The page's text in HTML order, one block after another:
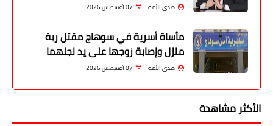
صدى الأمة 07 أغسطس 2026
مأساة أسرية في سوهاج مقتل ربة
منزل وإصابة زوجها على يد نجلهما
صدى الأمة 07 أغسطس 2026
الأكثر مشاهدة